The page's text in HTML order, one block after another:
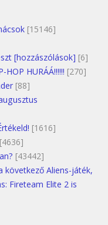
[15146]
[hozzászólások] [6]
HURÁÁ!!!!!! [270]
[88]
[1616]
[4636]
[43442]
következő Aliens-játék,
Fireteam Elite 2 is